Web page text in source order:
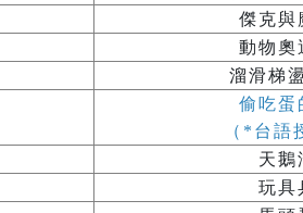
傑克與
動物奧
溜滑梯
偷吃蛋
（*台語
天鵝
玩具